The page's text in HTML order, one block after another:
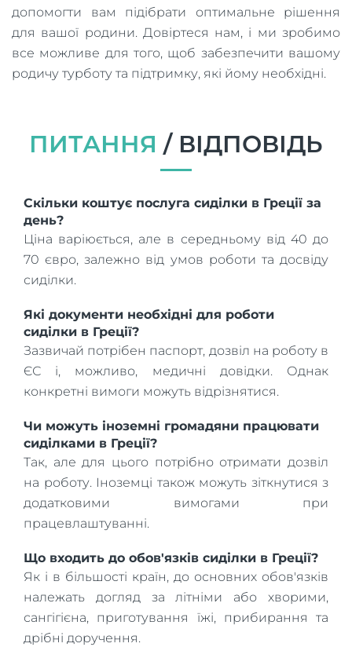
допомогти вам підібрати оптимальне рішення
для вашої родини. Довіртеся нам, і ми зробимо
все можливе для того, щоб забезпечити вашому
родичу турботу та підтримку, які йому необхідні.
ПИТАННЯ / ВІДПОВІДЬ
Скільки коштує послуга сиділки в Греції за
день?
Ціна варіюється, але в середньому від 40 до
70 євро, залежно від умов роботи та досвіду
сиділки.
Які документи необхідні для роботи
сиділки в Греції?
Зазвичай потрібен паспорт, дозвіл на роботу в
ЄС і, можливо, медичні довідки. Однак
конкретні вимоги можуть відрізнятися.
Чи можуть іноземні громадяни працювати
сиділками в Греції?
Так, але для цього потрібно отримати дозвіл
на роботу. Іноземці також можуть зіткнутися з
додатковими вимогами при
працевлаштуванні.
Що входить до обов'язків сиділки в Греції?
Як і в більшості країн, до основних обов'язків
належать догляд за літніми або хворими,
сангігієна, приготування їжі, прибирання та
дрібні доручення.